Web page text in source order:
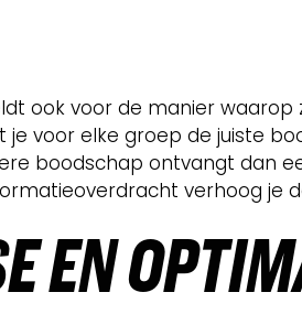
ook voor de manier
voor elke groep de juiste
boodschap ontvangt dan
verhoog
EN